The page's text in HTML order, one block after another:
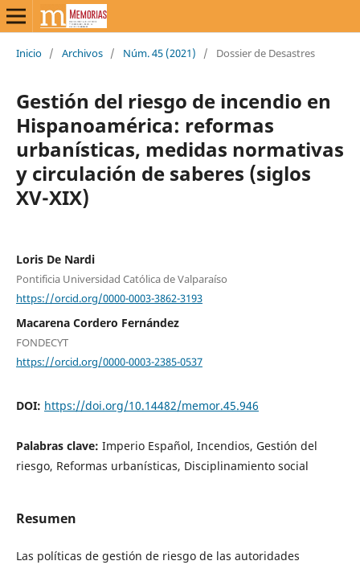
Inicio / Archivos / Núm. 45 (2021) / Dossier de Desastres
Gestión del riesgo de incendio en
Hispanoamérica: reformas
urbanísticas, medidas normativas
y circulación de saberes (siglos
XV-XIX)
Loris De Nardi
Pontificia Universidad Católica de Valparaíso
https://orcid.org/0000-0003-3862-3193
Macarena Cordero Fernández
FONDECYT
https://orcid.org/0000-0003-2385-0537
DOI: https://doi.org/10.14482/memor.45.946
Palabras clave: Imperio Español, Incendios, Gestión del
riesgo, Reformas urbanísticas, Disciplinamiento social
Resumen
Las políticas de gestión de riesgo de las autoridades